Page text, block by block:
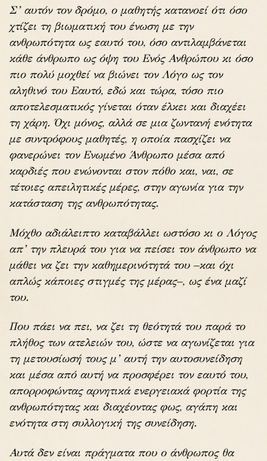
Σ’ αυτόν τον δρόμο, ο μαθητής κατανοεί ότι όσο
χτίζει τη βιωματική του ένωση με την
ανθρωπότητα ως εαυτό του, όσο αντιλαμβάνεται
κάθε άνθρωπο ως όψη του Ενός Ανθρώπου κι όσο
πιο πολύ μοχθεί να βιώνει τον Λόγο ως τον
αληθινό του Εαυτό, εδώ και τώρα, τόσο πιο
αποτελεσματικός γίνεται όταν έλκει και διαχέει
τη χάρη. Όχι μόνος, αλλά σε μια ζωντανή ενότητα
με συντρόφους μαθητές, η οποία πασχίζει να
φανερώνει τον Ενωμένο Άνθρωπο μέσα από
καρδιές που ενώνονται στον πόθο και, ναι, σε
τέτοιες απειλητικές μέρες, στην αγωνία για την
κατάσταση της ανθρωπότητας.
Μόχθο αδιάλειπτο καταβάλλει ωστόσο κι ο Λόγος
απ’ την πλευρά του για να πείσει τον άνθρωπο να
μάθει να ζει την καθημερινότητά του –και όχι
απλώς κάποιες στιγμές της μέρας–, ως ένα μαζί
του.
Που πάει να πει, να ζει τη θεότητά του παρά το
πλήθος των ατελειών του, ώστε να αγωνίζεται για
τη μετουσίωσή τους μ’ αυτή την αυτοσυνείδηση
και μέσα από αυτή να προσφέρει τον εαυτό του,
απορροφώντας αρνητικά ενεργειακά φορτία της
ανθρωπότητας και διαχέοντας φως, αγάπη και
ενότητα στη συλλογική της συνείδηση.
Αυτά δεν είναι πράγματα που ο άνθρωπος θα